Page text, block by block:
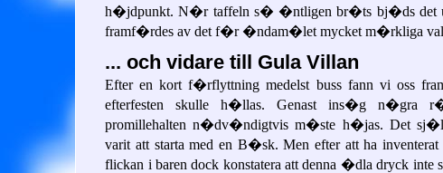
h�jdpunkt. N�r taffeln s� �ntligen br�ts bj�ds det
framf�rdes av det f�r �ndam�let mycket m�rkliga
... och vidare till Gula Villan
Efter en kort f�rflyttning medelst buss fann vi oss
efterfesten skulle h�llas. Genast ins�g n�gra
promillehalten n�dv�ndigtvis m�ste h�jas. Det
varit att starta med en B�sk. Men efter att ha
flickan i baren dock konstatera att denna �dla dryck inte